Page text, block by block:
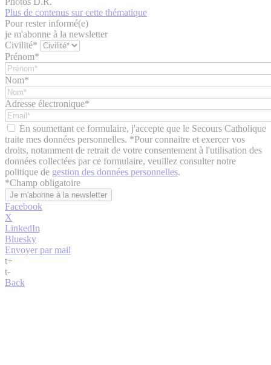
Plus de contenus sur cette thématique
Pour rester informé(e)
je m'abonne à la newsletter
Civilité*
Prénom*
Nom*
Adresse électronique*
En soumettant ce formulaire, j'accepte que le Secours Catholique
traite mes données personnelles. *Pour connaitre et exercer vos
droits, notamment de retrait de votre consentement à l'utilisation des
données collectées par ce formulaire, veuillez consulter notre
politique de gestion des données personnelles.
*Champ obligatoire
Facebook
X
LinkedIn
Bluesky
Envoyer par mail
t+
t-
Back